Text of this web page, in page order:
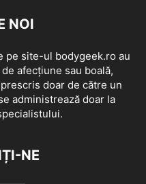
NOI
pe site-ul bodygeek.ro au
afecțiune sau boală,
doar de către un
administrează doar la
NE